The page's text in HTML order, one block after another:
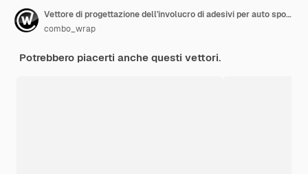
Vettore di progettazione dell'involucro di adesivi per auto sportive
combo_wrap
Potrebbero piacerti anche questi vettori.